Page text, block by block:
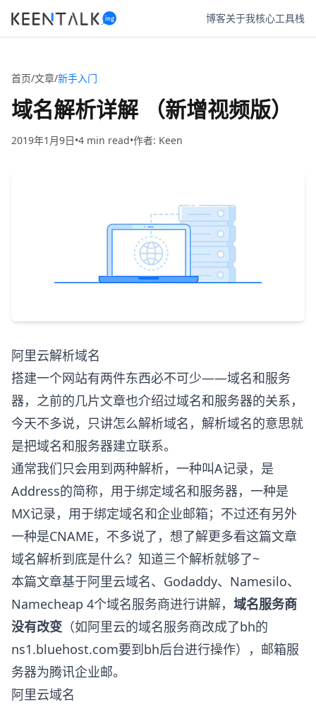
博客关于我核心工具栈
首页/文章/新手入门
域名解析详解 （新增视频版）
2019年1月9日•4 •作者: Keen
阿里云解析域名
搭建一个网站有两件东西必不可少——域名和服务
器，之前的几片文章也介绍过域名和服务器的关系，
今天不多说，只讲怎么解析域名，解析域名的意思就
是把域名和服务器建立联系。
通常我们只会用到两种解析，一种叫A记录，是
Address的简称，用于绑定域名和服务器，一种是
MX记录，用于绑定域名和企业邮箱；不过还有另外
一种是CNAME，不多说了，想了解更多看这篇文章
域名解析到底是什么？知道三个解析就够了~
本篇文章基于阿里云域名、Godaddy、Namesilo、
Namecheap 4个域名服务商进行讲解， 域名服务商
没有改变 （如阿里云的域名服务商改成了bh的
ns1.bluehost.com要到bh后台进行操作），邮箱服
务器为腾讯企业邮。
阿里云域名